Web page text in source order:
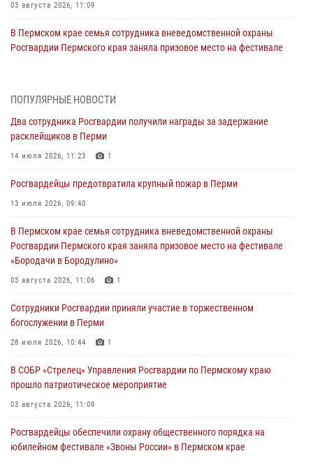
03 августа 2026, 11:09
В Пермском крае семья сотрудника вневедомственной охраны
Росгвардии Пермского края заняла призовое место на фестивале
юных спортсменов
03 августа 2026, 10:59
30 июля 2026, 05:19
богослужении в Перми
28 июля 2026, 10:44
Росгвардейцы оказали силовую поддержку при задержании
28 июля 2026, 06:15
ПОПУЛЯРНЫЕ НОВОСТИ
Два сотрудника Росгвардии получили награды за задержание
расклейщиков в Перми
14 июля 2026, 11:23 1
Росгвардейцы предотвратила крупный пожар в Перми
13 июля 2026, 09:40
В Пермском крае семья сотрудника вневедомственной охраны
Росгвардии Пермского края заняла призовое место на фестивале
«Бородачи в Бородулино»
03 августа 2026, 11:06 1
Сотрудники Росгвардии приняли участие в торжественном
богослужении в Перми
28 июля 2026, 10:44 1
В СОБР «Стрелец» Управления Росгвардии по Пермскому краю
прошло патриотическое мероприятие
03 августа 2026, 11:09
Росгвардейцы обеспечили охрану общественного порядка на
юбилейном фестивале «Звоны России» в Пермском крае